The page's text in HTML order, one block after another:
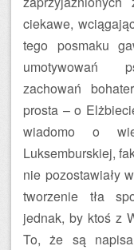
ciekawe,
tego posmaku
umotywowań
zachowań
prosta – o
wiadomo o
Luksemburskiej,
nie pozostawiały
tworzenie tła
jednak, by ktoś z
To, że są